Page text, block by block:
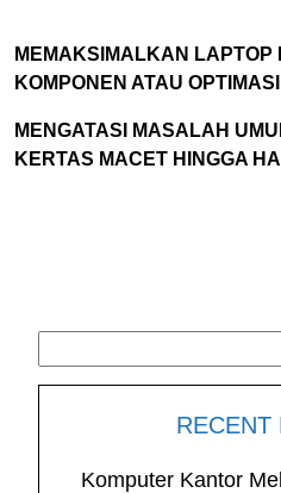
MEMAKSIMALKAN
KOMPONEN ATAU
MENGATASI MASALAH
KERTAS MACET HINGGA
RECENT
Komputer Kantor